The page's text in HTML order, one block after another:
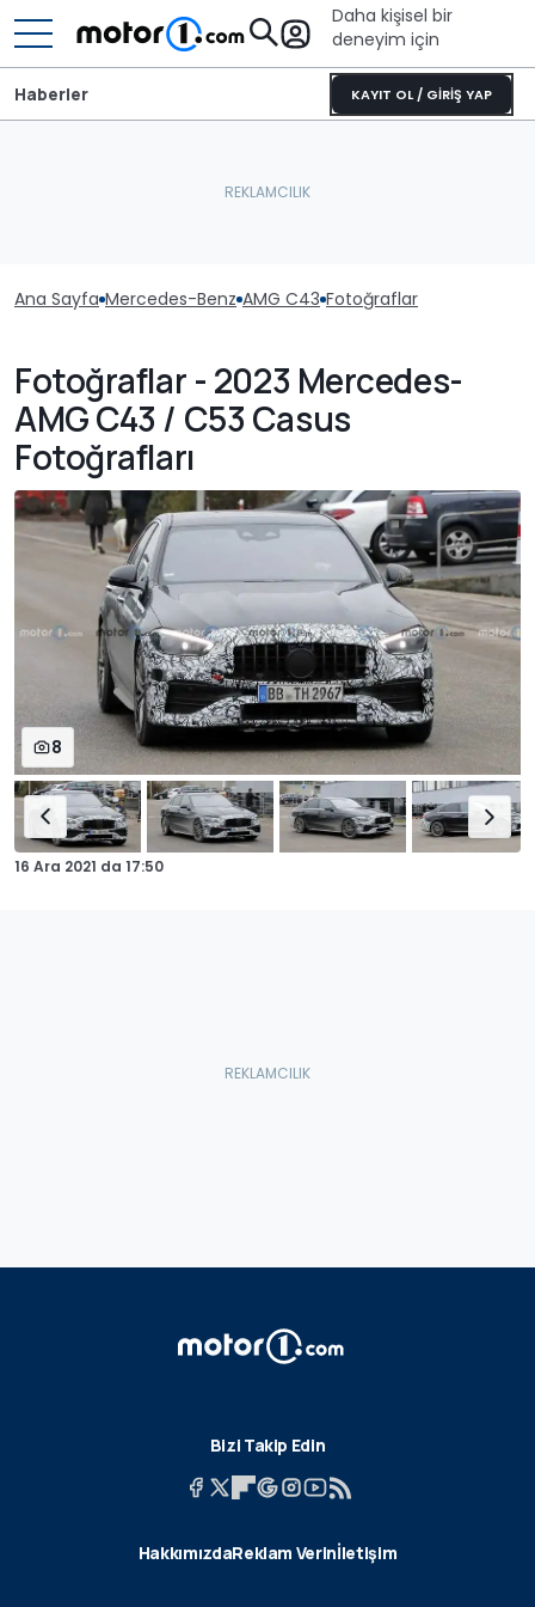
Daha kişisel bir
deneyim için
KAYIT OL / GİRİŞ YAP
Haberler
Ana Sayfa Mercedes-Benz AMG C43 Fotoğraflar
Fotoğraflar - 2023 Mercedes-
AMG C43 / C53 Casus
Fotoğrafları
8
16 Ara 2021 da 17:50
Bizi Takip Edin
HakkımızdaReklam Verinİletişim